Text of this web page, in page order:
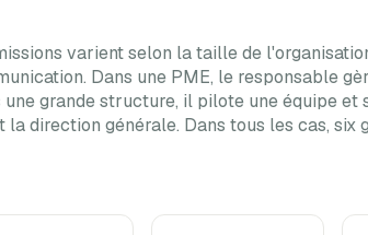
varient selon la taille de
Dans une PME, le responsable
une grande structure, il pilote une équipe
la direction générale. Dans tous les cas,